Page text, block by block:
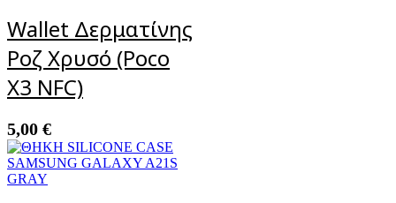
Wallet Δερματίνης
Ροζ Χρυσό (Poco
X3 NFC)
5,00 €